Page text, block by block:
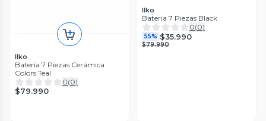
Ilko
Batería 7 Piezas Cerámica
Colors Teal
0(0)
$79.990
Ilko
Bateria 7 Piezas Black
0(0)
55% $35.990
$79.990